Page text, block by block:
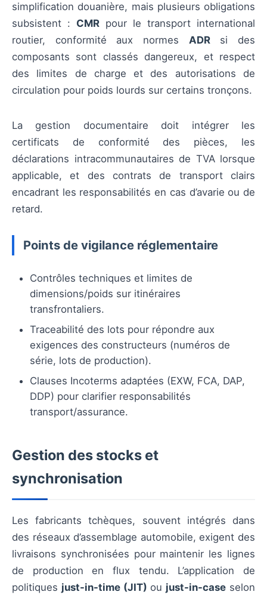
simplification douanière, mais plusieurs obligations
subsistent : CMR pour le transport international
routier, conformité aux normes ADRsi des
composants sont classés dangereux, et respect
des limites de charge et des autorisations de
circulation pour poids lourds sur certains tronçons.
La gestion documentaire doit intégrer les
certificats de conformité des pièces, les
déclarations intracommunautaires de TVA lorsque
applicable, et des contrats de transport clairs
encadrant les responsabilités en cas d’avarie ou de
retard.
Points de vigilance réglementaire
Contrôles techniques et limites de
dimensions/poids sur itinéraires
transfrontaliers.
Traceabilité des lots pour répondre aux
exigences des constructeurs (numéros de
série, lots de production).
Clauses Incoterms adaptées (EXW, FCA, DAP,
DDP) pour clarifier responsabilités
transport/assurance.
Gestion des stocks et
synchronisation
Les fabricants tchèques, souvent intégrés dans
des réseaux d’assemblage automobile, exigent des
livraisons synchronisées pour maintenir les lignes
de production en flux tendu. L’application de
politiques just-in-time (JIT) ou just-in-case selon